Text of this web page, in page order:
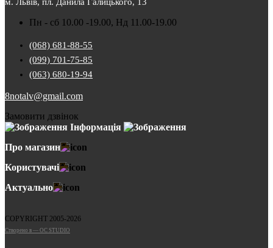
Пн - сб 10.00 -19.00, Нд 11.00-19.00
(068) 681-88-55
(099) 701-75-85
(063) 680-19-94
8notalv@gmail.com
Замовити дзвінок
Інформація
Про магазин
Користувачі
Актуально
COPYRIGHT 2005-2026
Cтворено в — OC STUDIO